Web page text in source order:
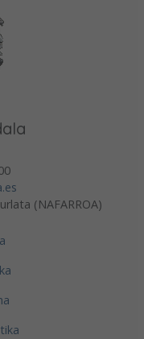
(NAFARROA)